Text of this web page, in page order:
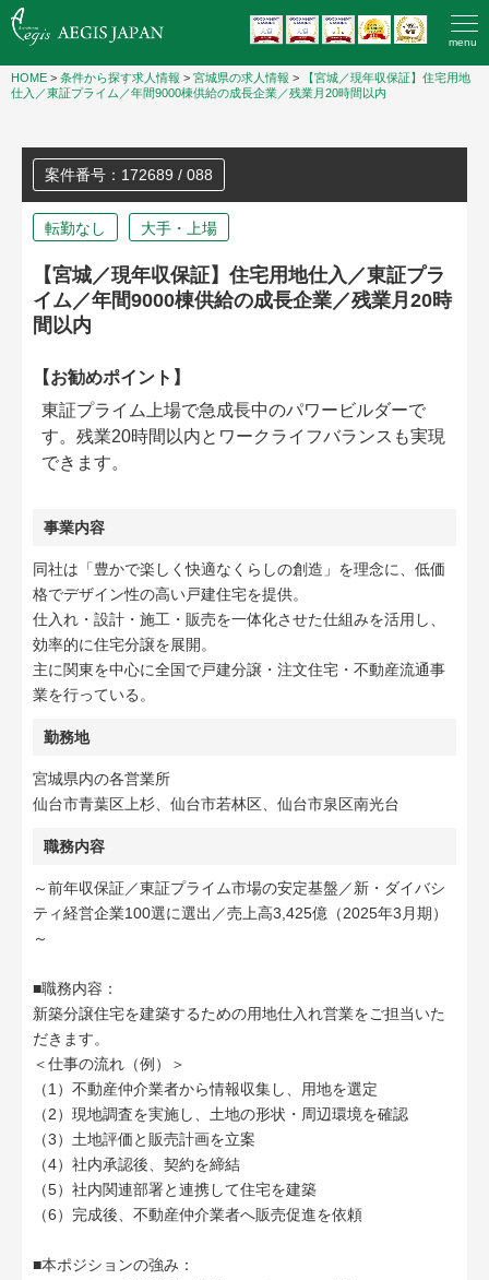
menu
HOME > 条件から探す求人情報 > 宮城県の求人情報 >
【宮城／現年収保証】住宅用地
仕入／東証プライム／年間9000棟供給の成長企業／残業月20時間以内
案件番号：172689 / 088
転勤なし 大手・上場
【宮城／現年収保証】住宅用地仕入／東証プラ
イム／年間9000棟供給の成長企業／残業月20時
間以内
【お勧めポイント】
東証プライム上場で急成長中のパワービルダーで
す。残業20時間以内とワークライフバランスも実現
できます。
事業内容
同社は「豊かで楽しく快適なくらしの創造」を理念に、低価
格でデザイン性の高い戸建住宅を提供。
仕入れ・設計・施工・販売を一体化させた仕組みを活用し、
効率的に住宅分譲を展開。
主に関東を中心に全国で戸建分譲・注文住宅・不動産流通事
業を行っている。
勤務地
宮城県内の各営業所
仙台市青葉区上杉、仙台市若林区、仙台市泉区南光台
職務内容
～前年収保証／東証プライム市場の安定基盤／新・ダイバシ
ティ経営企業100選に選出／売上高3,425億（2025年3月期）
～
■職務内容：
新築分譲住宅を建築するための用地仕入れ営業をご担当いた
だきます。
＜仕事の流れ（例）＞
（1）不動産仲介業者から情報収集し、用地を選定
（2）現地調査を実施し、土地の形状・周辺環境を確認
（3）土地評価と販売計画を立案
（4）社内承認後、契約を締結
（5）社内関連部署と連携して住宅を建築
（6）完成後、不動産仲介業者へ販売促進を依頼
■本ポジションの強み：